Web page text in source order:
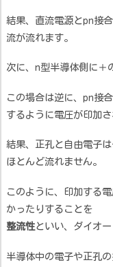
結果、直流電源とpn接
流が流れます。
次に、n型半導体側に＋
この場合は逆に、pn接
するように電圧が印加さ
結果、正孔と自由電子
ほとんど流れません。
このように、印加する
かったりすることを
整流性といい、ダイオ
半導体中の電子や正孔